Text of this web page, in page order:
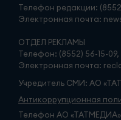
Телефон редакции:
Электронная почта:
ОТДЕЛ РЕКЛАМЫ
Телефон: (8552) 56-15-
Электронная почта:
Учредитель СМИ: АО
Антикоррупционная
Телефон АО